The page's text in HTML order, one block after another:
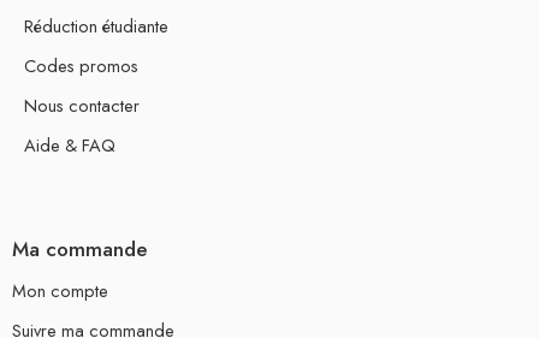
Réduction étudiante
Codes promos
Nous contacter
Aide & FAQ
Ma commande
Mon compte
Suivre ma commande